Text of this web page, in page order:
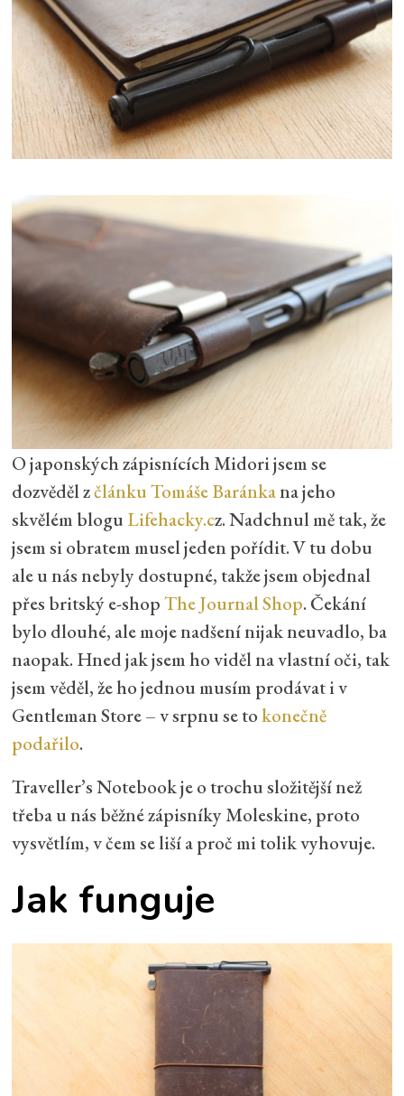
O japonských zápisnících Midori jsem se
dozvěděl zčlánku Tomáše Baránkana jeho
skvělém bloguLifehacky.cz. Nadchnul mě tak, že
jsem si obratem musel jeden pořídit. V tu dobu
ale u nás nebyly dostupné, takže jsem objednal
přes britský e-shopThe Journal Shop. Čekání
bylo dlouhé, ale moje nadšení nijak neuvadlo, ba
naopak. Hned jak jsem ho viděl na vlastní oči, tak
jsem věděl, že ho jednou musím prodávat i v
Gentleman Store – v srpnu se tokonečně
podařilo.
Traveller’s Notebook je o trochu složitější než
třeba u nás běžné zápisníky Moleskine, proto
vysvětlím, v čem se liší a proč mi tolik vyhovuje.
Jak funguje